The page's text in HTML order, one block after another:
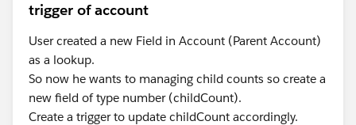
trigger of account
User created a new Field in Account (Parent Account)
as a lookup.
So now he wants to managing child counts so create a
new field of type number (childCount).
Create a trigger to update childCount accordingly.